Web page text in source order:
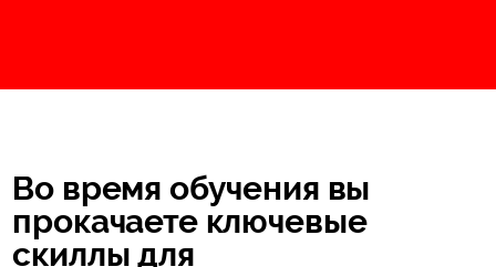
Во время обучения вы
прокачаете ключевые
скиллы для